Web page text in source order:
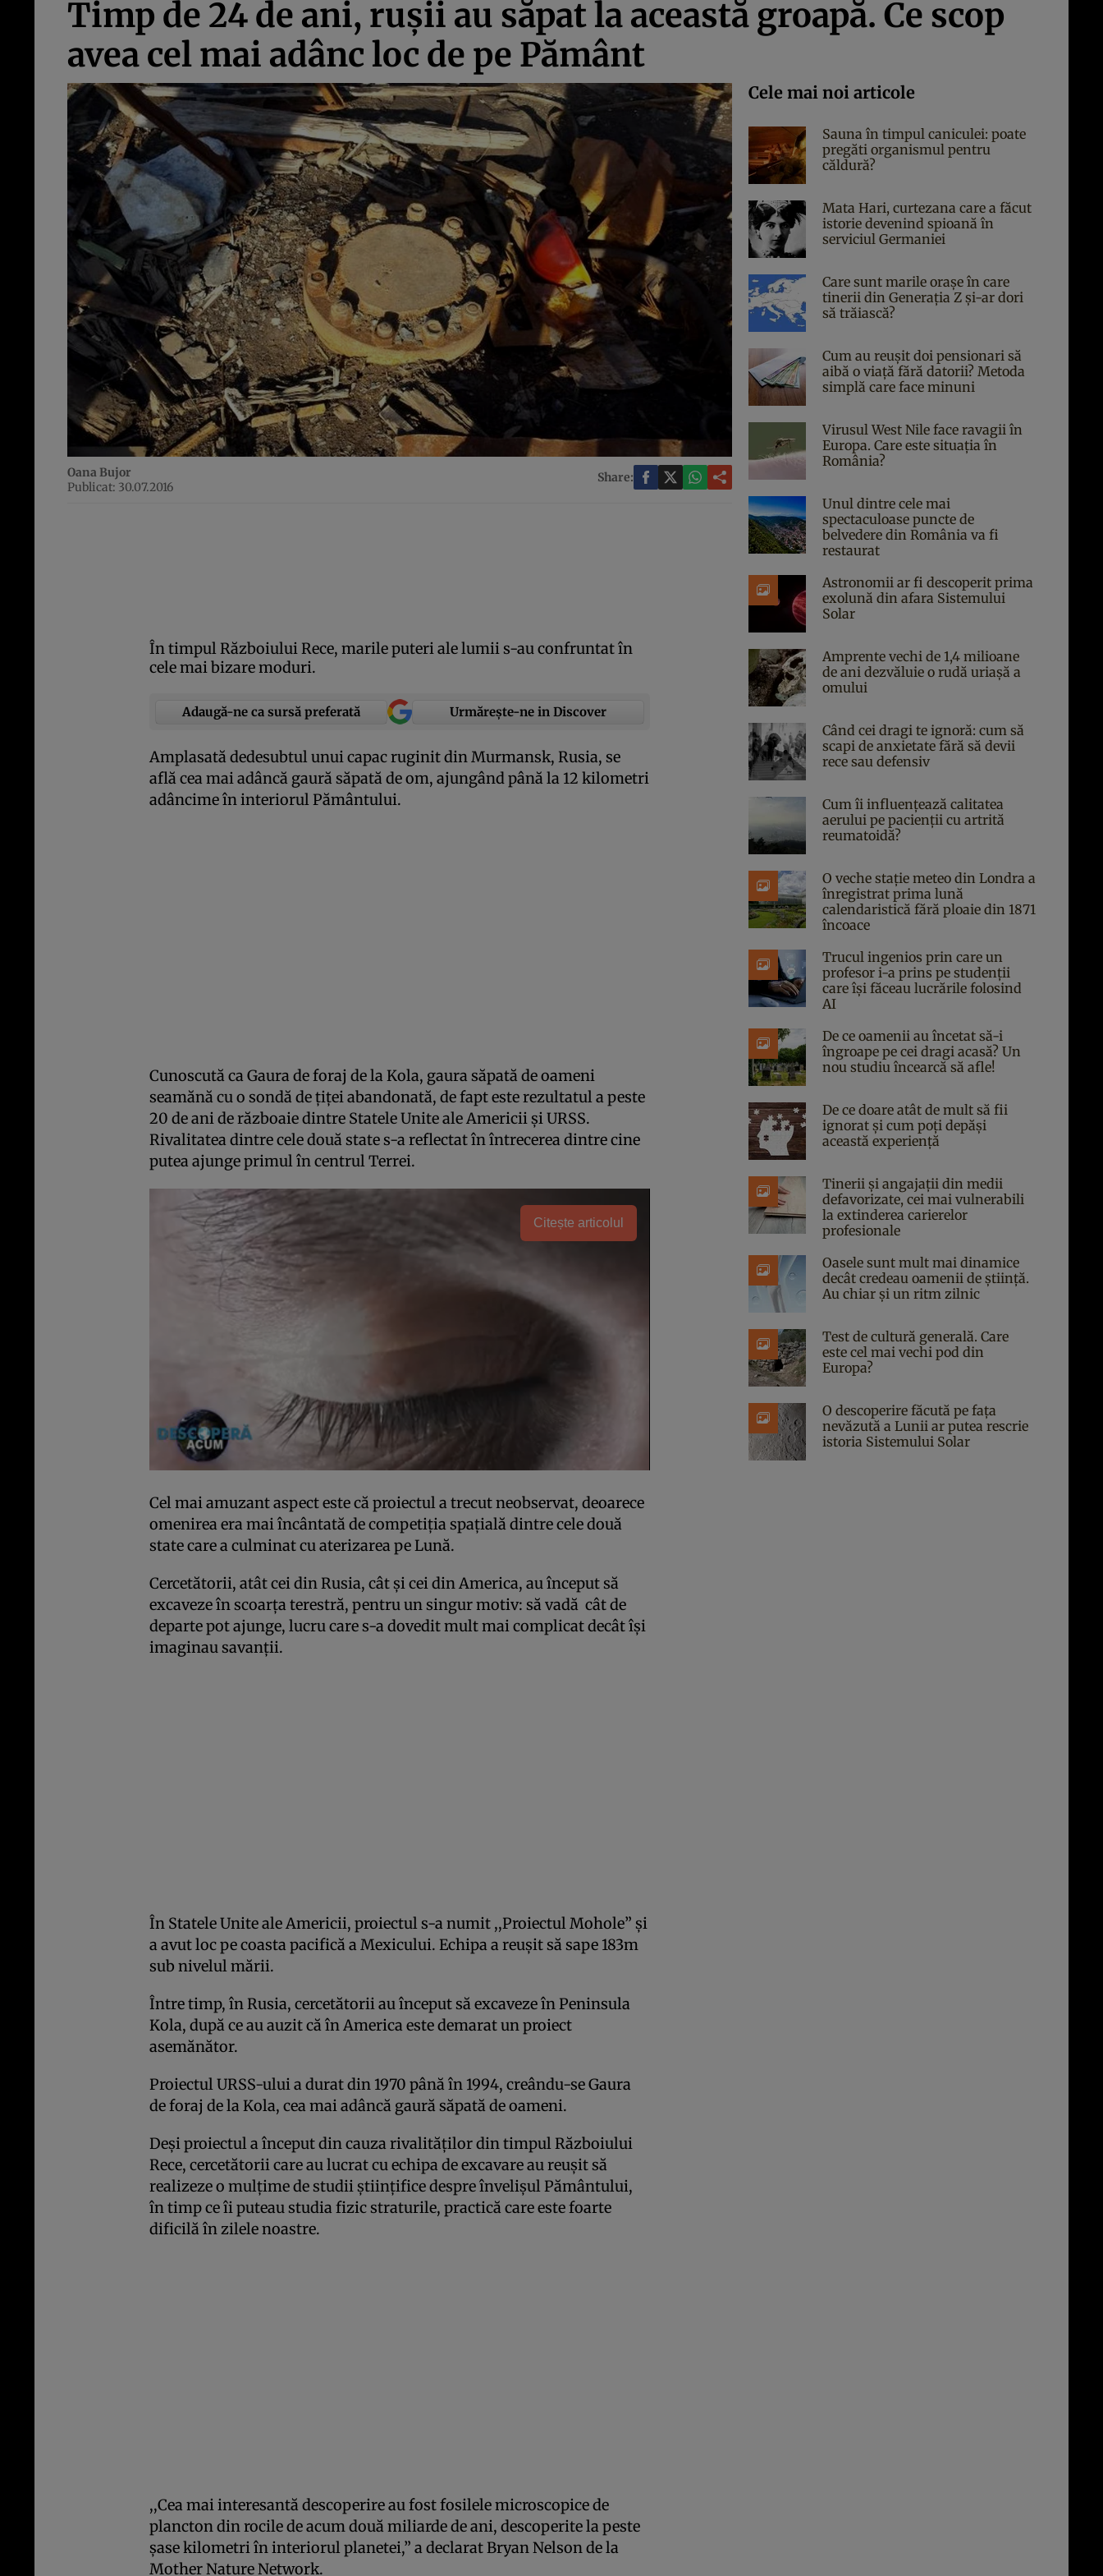
Timp de 24 de ani, ruşii au săpat la această groapă. Ce scop
avea cel mai adânc loc de pe Pământ
Oana Bujor
Publicat: 30.07.2016
Share:
În timpul Războiului Rece, marile puteri ale lumii s-au confruntat în
cele mai bizare moduri.
Adaugă-ne ca sursă preferată Urmărește-ne in Discover
Amplasată dedesubtul unui capac ruginit din Murmansk, Rusia, se
află cea mai adâncă gaură săpată de om, ajungând până la 12 kilometri
adâncime în interiorul Pământului.
Cunoscută ca Gaura de foraj de la Kola, gaura săpată de oameni
seamănă cu o sondă de ţiţei abandonată, de fapt este rezultatul a peste
20 de ani de războaie dintre Statele Unite ale Americii şi URSS.
Rivalitatea dintre cele două state s-a reflectat în întrecerea dintre cine
putea ajunge primul în centrul Terrei.
Citește articolul
Cel mai amuzant aspect este că proiectul a trecut neobservat, deoarece
omenirea era mai încântată de competiţia spaţială dintre cele două
state care a culminat cu aterizarea pe Lună.
Cercetătorii, atât cei din Rusia, cât şi cei din America, au început să
excaveze în scoarţa terestră, pentru un singur motiv: să vadă cât de
departe pot ajunge, lucru care s-a dovedit mult mai complicat decât îşi
imaginau savanţii.
În Statele Unite ale Americii, proiectul s-a numit ,,Proiectul Mohole” şi
a avut loc pe coasta pacifică a Mexicului. Echipa a reuşit să sape 183m
sub nivelul mării.
Între timp, în Rusia, cercetătorii au început să excaveze în Peninsula
Kola, după ce au auzit că în America este demarat un proiect
asemănător.
Proiectul URSS-ului a durat din 1970 până în 1994, creându-se Gaura
de foraj de la Kola, cea mai adâncă gaură săpată de oameni.
Deşi proiectul a început din cauza rivalităţilor din timpul Războiului
Rece, cercetătorii care au lucrat cu echipa de excavare au reuşit să
realizeze o mulţime de studii ştiinţifice despre învelişul Pământului,
în timp ce îi puteau studia fizic straturile, practică care este foarte
dificilă în zilele noastre.
,,Cea mai interesantă descoperire au fost fosilele microscopice de
plancton din rocile de acum două miliarde de ani, descoperite la peste
şase kilometri în interiorul planetei,” a declarat Bryan Nelson de la
Mother Nature Network.
Cele mai noi articole
Sauna în timpul caniculei: poate
pregăti organismul pentru
căldură?
Mata Hari, curtezana care a făcut
istorie devenind spioană în
serviciul Germaniei
Care sunt marile orașe în care
tinerii din Generația Z și-ar dori
să trăiască?
Cum au reușit doi pensionari să
aibă o viață fără datorii? Metoda
simplă care face minuni
Virusul West Nile face ravagii în
Europa. Care este situația în
România?
Unul dintre cele mai
spectaculoase puncte de
belvedere din România va fi
restaurat
Astronomii ar fi descoperit prima
exolună din afara Sistemului
Solar
Amprente vechi de 1,4 milioane
de ani dezvăluie o rudă uriașă a
omului
Când cei dragi te ignoră: cum să
scapi de anxietate fără să devii
rece sau defensiv
Cum îi influențează calitatea
aerului pe pacienții cu artrită
reumatoidă?
O veche stație meteo din Londra a
înregistrat prima lună
calendaristică fără ploaie din 1871
încoace
Trucul ingenios prin care un
profesor i-a prins pe studenții
care își făceau lucrările folosind
AI
De ce oamenii au încetat să-i
îngroape pe cei dragi acasă? Un
nou studiu încearcă să afle!
De ce doare atât de mult să fii
ignorat și cum poți depăși
această experiență
Tinerii și angajații din medii
defavorizate, cei mai vulnerabili
la extinderea carierelor
profesionale
Oasele sunt mult mai dinamice
decât credeau oamenii de știință.
Au chiar și un ritm zilnic
Test de cultură generală. Care
este cel mai vechi pod din
Europa?
O descoperire făcută pe fața
nevăzută a Lunii ar putea rescrie
istoria Sistemului Solar